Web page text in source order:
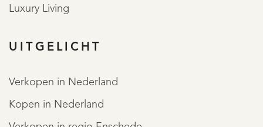
Luxury Living
UITGELICHT
Verkopen in Nederland
Kopen in Nederland